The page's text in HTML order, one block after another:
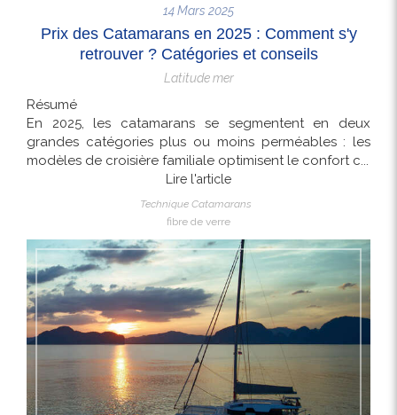
14 Mars 2025
Prix des Catamarans en 2025 : Comment s'y
retrouver ? Catégories et conseils
Latitude mer
Résumé
En 2025, les catamarans se segmentent en deux
grandes catégories plus ou moins perméables : les
modèles de croisière familiale optimisent le confort c...
Lire l'article
Technique Catamarans
fibre de verre